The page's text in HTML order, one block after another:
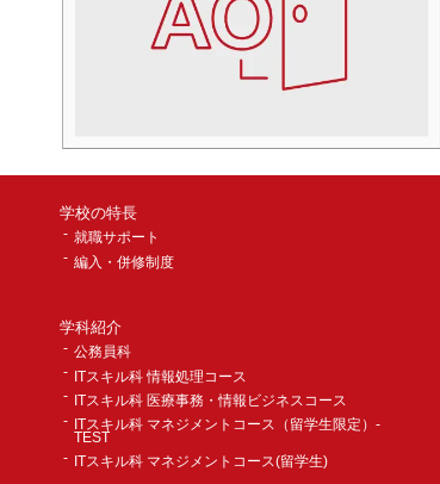
2024年04月
2024年03月
2023年12月
2023年10月
2023年09月
2023年07月
2023年06月
2023年05月
2023年04月
2023年03月
学校の特長
就職サポート
編入・併修制度
学科紹介
公務員科
ITスキル科 情報処理コース
ITスキル科 医療事務・情報ビジネスコース
ITスキル科 マネジメントコース（留学生限定）-
TEST
ITスキル科 マネジメントコース(留学生)